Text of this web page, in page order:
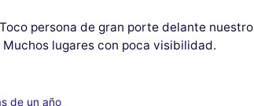
persona de gran porte delante nuestro
lugares con poca visibilidad.
de un año